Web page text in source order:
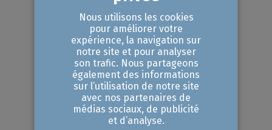
détail, des hypermarchés et
complexes commerciaux peri-urbains
Branche des commerces de
l’automobile
le dimanche 19 janvier 2020
le dimanche 26 janvier 2020,
Nous utilisons les cookies
pour améliorer votre
expérience, la navigation sur
notre site et pour analyser
son trafic. Nous partageons
également des informations
sur l’utilisation de notre site
avec nos partenaires de
médias sociaux, de publicité
et d’analyse.